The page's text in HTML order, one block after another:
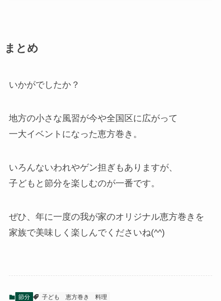
まとめ
いかがでしたか？
地方の小さな風習が今や全国区に広がって
一大イベントになった恵方巻き。
いろんないわれやゲン担ぎもありますが、
子どもと節分を楽しむのが一番です。
ぜひ、年に一度の我が家のオリジナル恵方巻きを
家族で美味しく楽しんでくださいね(^^)
節分 子ども 恵方巻き 料理